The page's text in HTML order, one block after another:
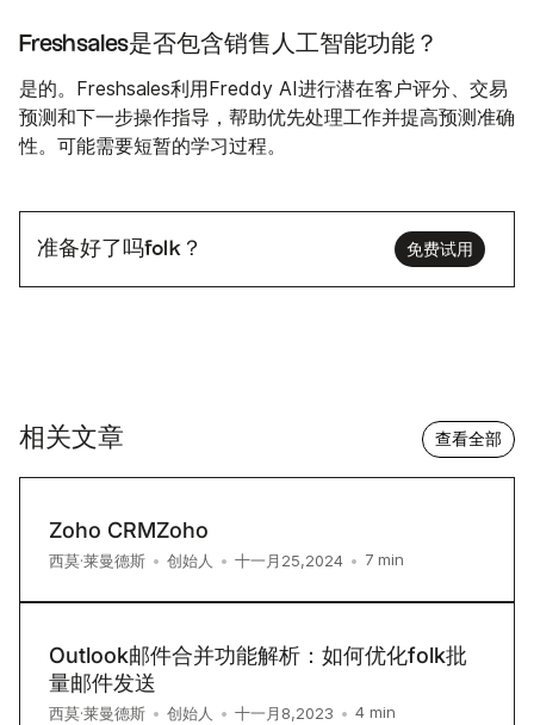
Freshsales是否包含销售人工智能功能？
是的。Freshsales利用Freddy AI进行潜在客户评分、交易
预测和下一步操作指导，帮助优先处理工作并提高预测准确
性。可能需要短暂的学习过程。
准备好了吗folk？ 免费试用
相关文章 查看全部
Zoho CRMZoho
西莫·莱曼德斯 • 创始人 • 十一月25,2024 • 7 min
Outlook邮件合并功能解析：如何优化folk批
量邮件发送
西莫·莱曼德斯 • 创始人 • 十一月8,2023 • 4 min